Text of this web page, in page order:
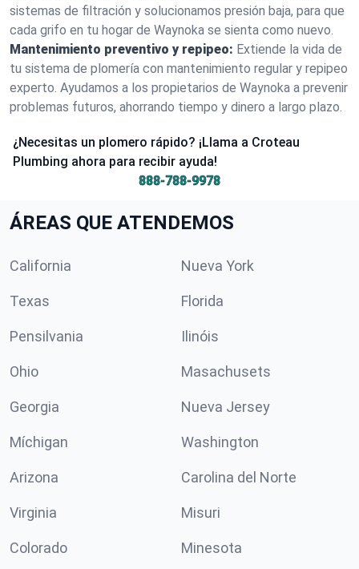
sistemas de filtración y solucionamos presión baja, para que
cada grifo en tu hogar de Waynoka se sienta como nuevo.
Mantenimiento preventivo y repipeo: Extiende la vida de
tu sistema de plomería con mantenimiento regular y repipeo
experto. Ayudamos a los propietarios de Waynoka a prevenir
problemas futuros, ahorrando tiempo y dinero a largo plazo.
¿Necesitas un plomero rápido? ¡Llama a Croteau
Plumbing ahora para recibir ayuda!
888-788-9978
ÁREAS QUE ATENDEMOS
California Nueva York
Texas Florida
Pensilvania Ilinóis
Ohio Masachusets
Georgia Nueva Jersey
Míchigan Washington
Arizona Carolina del Norte
Virginia Misuri
Colorado Minesota